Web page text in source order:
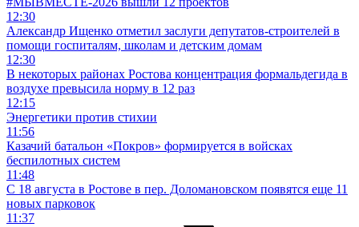
12:30
Александр Ищенко отметил заслуги депутатов-строителей в
помощи госпиталям, школам и детским домам
12:30
В некоторых районах Ростова концентрация формальдегида в
воздухе превысила норму в 12 раз
12:15
Энергетики против стихии
11:56
Казачий батальон «Покров» формируется в войсках
беспилотных систем
11:48
С 18 августа в Ростове в пер. Доломановском появятся еще 11
новых парковок
11:37